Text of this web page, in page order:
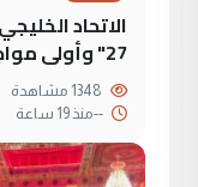
الاتحاد
27" وأولى مواجهات العراق
--منذ 19 ساعة